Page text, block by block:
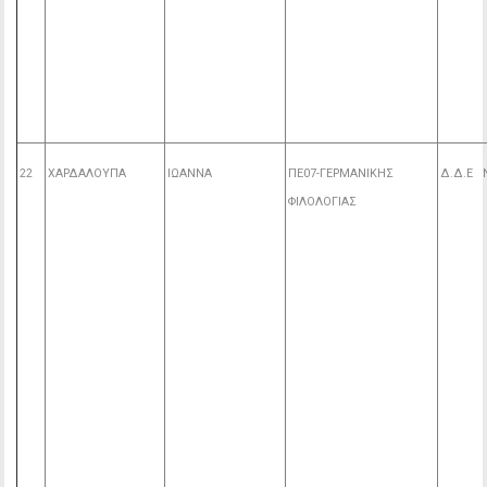
22 ΧΑΡΔΑΛΟΥΠΑ ΙΩΑΝΝΑ
ΠΕ07-ΓΕΡΜΑΝΙΚΗΣ
ΦΙΛΟΛΟΓΙΑΣ
Δ.Δ.Ε